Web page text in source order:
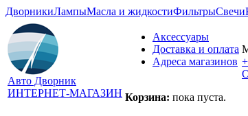
ДворникиЛампыМасла и жидкостиФильтрыСвечи
Авто Дворник
ИНТЕРНЕТ-МАГАЗИН
Аксессуары
Доставка и оплата
Адреса магазинов
Корзина: пока пуста.